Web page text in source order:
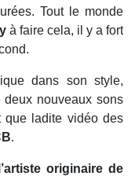
Tout le monde
à faire cela, il y a fort
dans son style,
nouveaux sons
que ladite vidéo des
.
l’artiste originaire de